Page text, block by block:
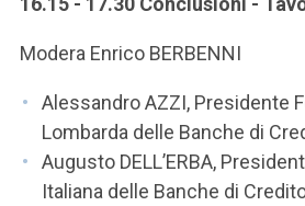
Modera Enrico BERBENNI
Alessandro AZZI, Presidente
Lombarda delle Banche di
Augusto DELL’ERBA,
Italiana delle Banche di